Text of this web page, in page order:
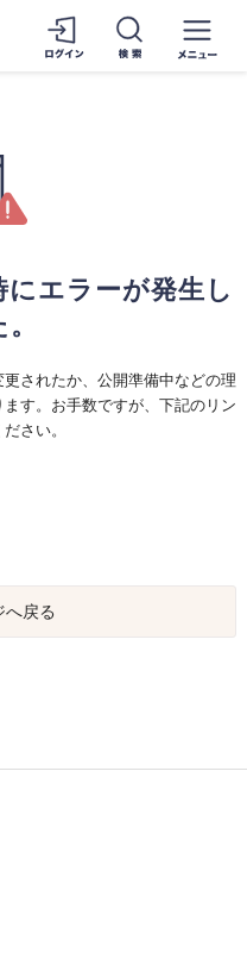
エラーが発生し
されたか、公開準備中などの理
す。お手数ですが、下記のリン
さい。
へ戻る